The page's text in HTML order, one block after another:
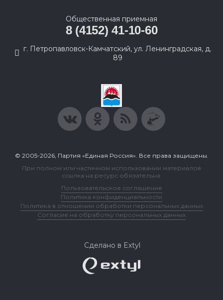
Общественная приемная
8 (4152) 41-10-60
г. Петропавловск-Камчатский, ул. Ленинградская, д.
89
© 2005-2026, Партия «Единая Россия». Все права защищены.
При полном или частичном использовании материалов
ссылка на ресурс обязательна.
Пользовательское соглашение
Политика конфиденциальности
Политика в отношении обработки персональных данных
Согласие на обработку персональных данных
Сделано в Extyl